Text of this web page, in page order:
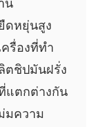
ดหยุ่นสูง
รื่องที่ทำ
ตชิปมันฝรั่ง
แตกต่างกัน
มความ